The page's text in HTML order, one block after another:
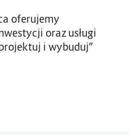
oferujemy
oraz usługi
i wybuduj”